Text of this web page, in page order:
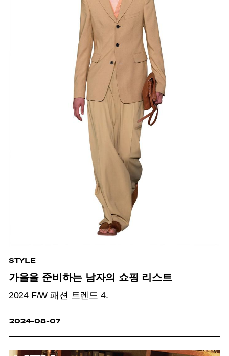
STYLE
가을을 준비하는 남자의 쇼핑 리스트
2024 F/W 패션 트렌드 4.
2024-08-07